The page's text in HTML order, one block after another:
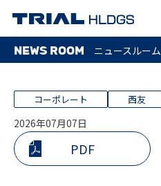
NEWS ROOM ニュースルーム
コーポレート 西友
2026年07月07日
PDF